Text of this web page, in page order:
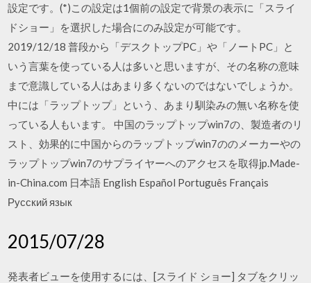
設定です。(*)この設定は1個前の設定で背景の表示に「スライ
ドショー」を選択した場合にのみ設定が可能です。
2019/12/18 普段から「デスクトップPC」や「ノートPC」と
いう言葉を使っている人は多いと思いますが、その名称の意味
まで意識している人はあまり多くないのではないでしょうか。
中には「ラップトップ」という、あまり馴染みの無い名称を使
っている人もいます。 中国のラップトップwin7の、製造者のリ
スト、効果的に中国からのラップトップwin7ののメーカーやの
ラップトップwin7のサプライヤーへのアクセスを取得jp.Made-
in-China.com 日本語 English Español Português Français
Русский язык
2015/07/28
発表者ビューを使用するには、[スライド ショー] タブをクリッ